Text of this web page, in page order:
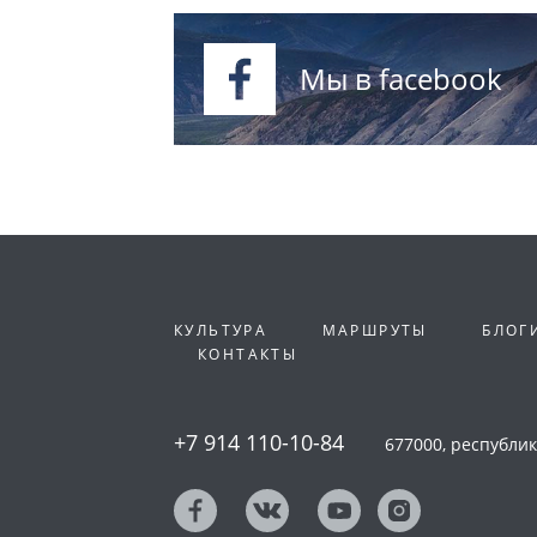
Мы в facebook
КУЛЬТУРА МАРШРУТЫ
КОНТАКТЫ
+7 914 110-10-84 677000,